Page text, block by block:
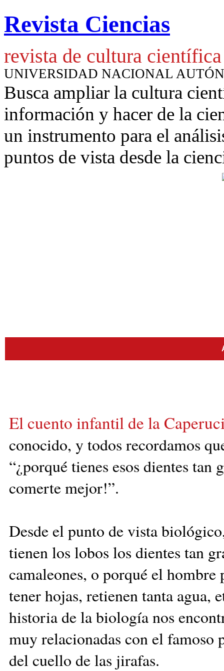
Revista Ciencias
revista de cultura científica
UNIVERSIDAD NACIONAL
Busca ampliar la cultura
información y hacer de la
un instrumento para el
puntos de vista desde la
El cuento infantil de la
conocido, y todos recordamos
“¿porqué tienes esos dientes tan
comerte mejor!”.
Desde el punto de vista
tienen los lobos los dientes tan
camaleones, o porqué el
tener hojas, retienen tanta agua,
historia de la biología nos
muy relacionadas con el
del cuello de las jirafas.